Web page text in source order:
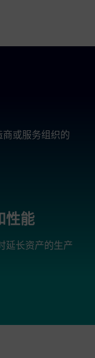
或服务组织的
性能
延长资产的生产